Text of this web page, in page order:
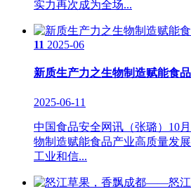
实力再次成为全场...
11 2025-06
新质生产力之生物制造赋能食
2025-06-11
中国食品安全网讯（张璐）10
物制造赋能食品产业高质量发
工业和信...